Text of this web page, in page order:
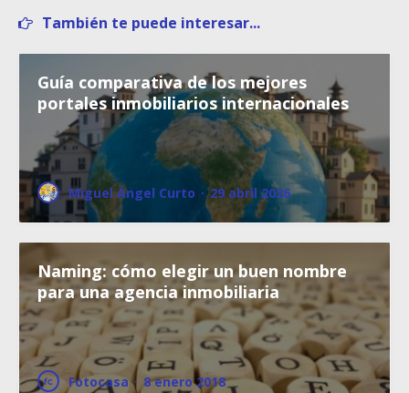
También te puede interesar...
Guía comparativa de los mejores
portales inmobiliarios internacionales
Miguel Ángel Curto · 29 abril 2026
Naming: cómo elegir un buen nombre
para una agencia inmobiliaria
Fotocasa · 8 enero 2018